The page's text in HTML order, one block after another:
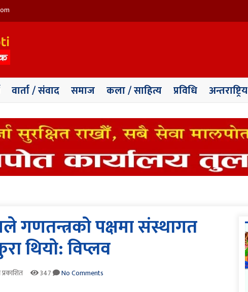
वार्ता / संवाद समाज कला / साहित्य प्रविधि अन्तराष्ट्रिय
गणतन्त्रको पक्षमा संस्थागत
थियो: विप्लव
347 No Comments